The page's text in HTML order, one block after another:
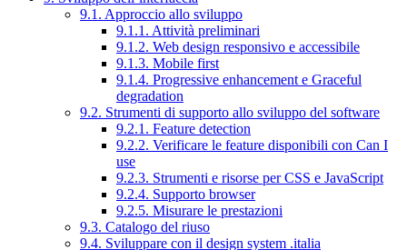
9.1. Approccio allo sviluppo
9.1.1. Attività preliminari
9.1.2. Web design responsivo e accessibile
9.1.3. Mobile first
9.1.4. Progressive enhancement e Graceful
degradation
9.2. Strumenti di supporto allo sviluppo del software
9.2.1. Feature detection
9.2.2. Verificare le feature disponibili con Can I
use
9.2.3. Strumenti e risorse per CSS e JavaScript
9.2.4. Supporto browser
9.2.5. Misurare le prestazioni
9.3. Catalogo del riuso
9.4. Sviluppare con il design system .italia